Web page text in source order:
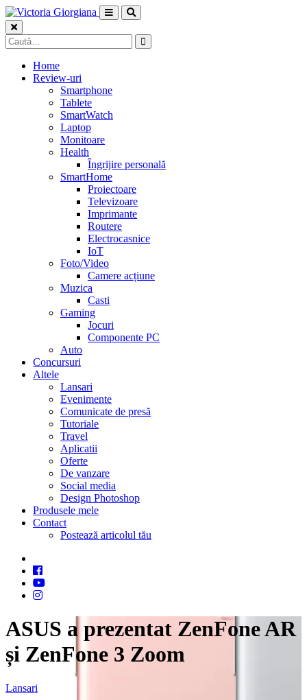
Skip
to
content
Caută
după:
Home
Review-uri
Smartphone
Tablete
SmartWatch
Laptop
Monitoare
Health
Îngrijire personală
SmartHome
Proiectoare
Televizoare
Imprimante
Routere
Electrocasnice
IoT
Foto/Video
Camere acțiune
Muzica
Casti
Gaming
Jocuri
Componente PC
Auto
Concursuri
Altele
Lansari
Evenimente
Comunicate de presă
Tutoriale
Travel
Aplicatii
Oferte
De vanzare
Social media
Design Photoshop
Produsele mele
Contact
Postează articolul tău
ASUS a prezentat ZenFone AR
și ZenFone 3 Zoom
Lansari